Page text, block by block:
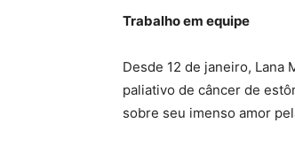
Trabalho em equipe
Desde 12 de janeiro, Lana
paliativo de câncer de
sobre seu imenso amor